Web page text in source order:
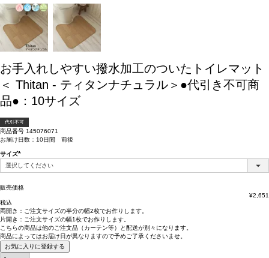
お手入れしやすい撥水加工のついたトイレマット
＜ Thitan - ティタンナチュラル＞●代引き不可商
品●：10サイズ
代引不可
商品番号 145076071
お届け日数：10日間 前後
サイズ
(必
須)
販売価格
¥2,651
税込
両開き： ご注文サイズの半分の幅2枚でお作りします。
片開き： ご注文サイズの幅1枚でお作りします。
こちらの商品は他のご注文品（カーテン等）と配送が別々 になります。
商品によってはお届け日が異なりますので予めご了承くださいませ。
お気に入りに登録する